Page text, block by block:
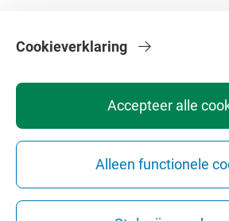
Accepteer alle
Alleen functionele
Cookieverklaring
Faculteiten
PrivacyDisclaimerVeiligheidWebcolofon